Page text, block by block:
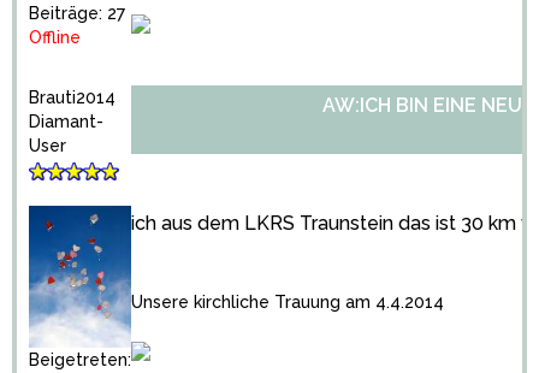
Beiträge: 27
Offline
Brauti2014
Diamant-
User
Beigetreten:
AW:ICH BIN EINE
ich aus dem LKRS Traunstein das ist 30 km
Unsere kirchliche Trauung am 4.4.2014